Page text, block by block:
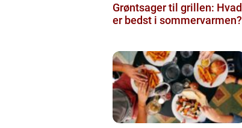
Grøntsager til grillen: Hvad
er bedst i sommervarmen?